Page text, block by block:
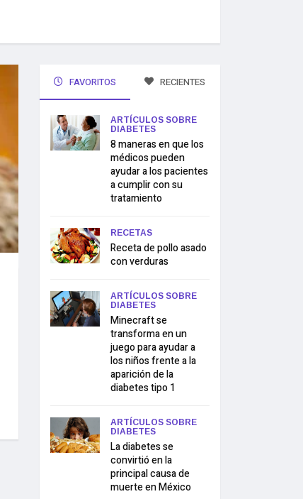
FAVORITOS RECIENTES
ARTÍCULOS SOBRE
DIABETES
8 maneras en que los
médicos pueden
ayudar a los pacientes
a cumplir con su
tratamiento
RECETAS
Receta de pollo asado
con verduras
ARTÍCULOS SOBRE
DIABETES
Minecraft se
transforma en un
juego para ayudar a
los niños frente a la
aparición de la
diabetes tipo 1
ARTÍCULOS SOBRE
DIABETES
La diabetes se
convirtió en la
principal causa de
muerte en México